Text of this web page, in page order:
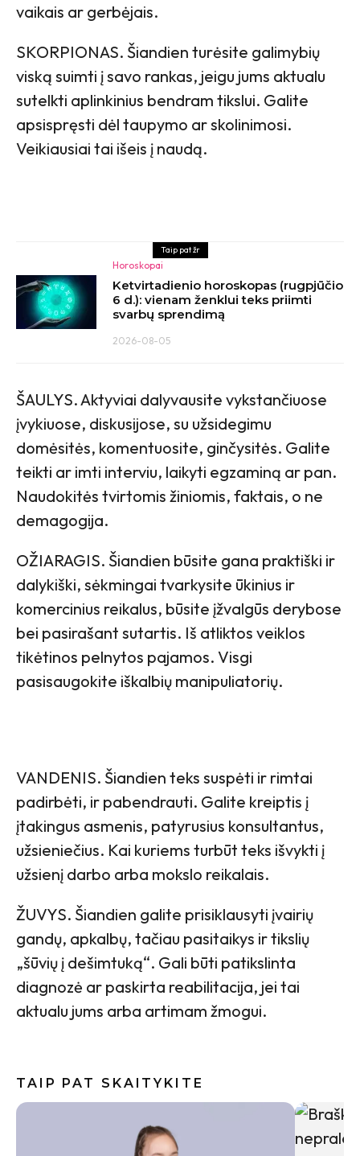
vaikais ar gerbėjais.
SKORPIONAS. Šiandien turėsite galimybių
viską suimti į savo rankas, jeigu jums aktualu
sutelkti aplinkinius bendram tikslui. Galite
apsispręsti dėl taupymo ar skolinimosi.
Veikiausiai tai išeis į naudą.
Taip pat žr
Horoskopai
Ketvirtadienio horoskopas (rugpjūčio
6 d.): vienam ženklui teks priimti
svarbų sprendimą
2026-08-05
ŠAULYS. Aktyviai dalyvausite vykstančiuose
įvykiuose, diskusijose, su užsidegimu
domėsitės, komentuosite, ginčysitės. Galite
teikti ar imti interviu, laikyti egzaminą ar pan.
Naudokitės tvirtomis žiniomis, faktais, o ne
demagogija.
OŽIARAGIS. Šiandien būsite gana praktiški ir
dalykiški, sėkmingai tvarkysite ūkinius ir
komercinius reikalus, būsite įžvalgūs derybose
bei pasirašant sutartis. Iš atliktos veiklos
tikėtinos pelnytos pajamos. Visgi
pasisaugokite iškalbių manipuliatorių.
VANDENIS. Šiandien teks suspėti ir rimtai
padirbėti, ir pabendrauti. Galite kreiptis į
įtakingus asmenis, patyrusius konsultantus,
užsieniečius. Kai kuriems turbūt teks išvykti į
užsienį darbo arba mokslo reikalais.
ŽUVYS. Šiandien galite prisiklausyti įvairių
gandų, apkalbų, tačiau pasitaikys ir tikslių
„šūvių į dešimtuką“. Gali būti patikslinta
diagnozė ar paskirta reabilitacija, jei tai
aktualu jums arba artimam žmogui.
TAIP PAT SKAITYKITE